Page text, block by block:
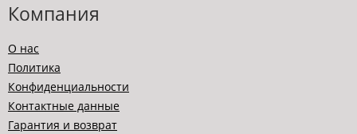
Компания
О нас
Политика
Конфиденциальности
Контактные данные
Гарантия и возврат